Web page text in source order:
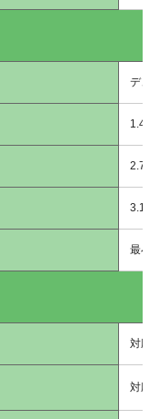
デュ
最⼩
対応
対応